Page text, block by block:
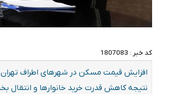
کد خبر : 1807083
افزایش قیمت مسکن در شهرهای اطراف تهران
نتیجه کاهش قدرت خرید خانوارها و انتقال